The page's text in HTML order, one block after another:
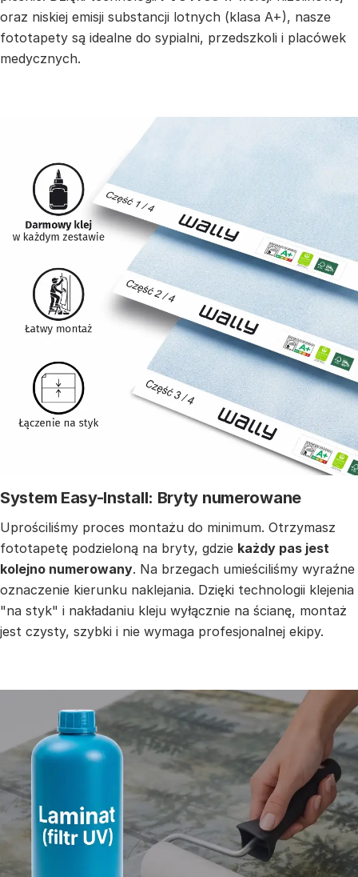
oraz niskiej emisji substancji lotnych (klasa A+), nasze
fototapety są idealne do sypialni, przedszkoli i placówek
medycznych.
System Easy-Install: Bryty numerowane
Uprościliśmy proces montażu do minimum. Otrzymasz
fototapetę podzieloną na bryty, gdzie każdy pas jest
kolejno numerowany. Na brzegach umieściliśmy wyraźne
oznaczenie kierunku naklejania. Dzięki technologii klejenia
"na styk" i nakładaniu kleju wyłącznie na ścianę, montaż
jest czysty, szybki i nie wymaga profesjonalnej ekipy.